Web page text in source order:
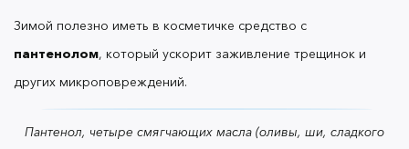
- Воск, масло или плотный бальзамдля массажа.
Тонкие (маникюрные) ножницы.Даже если вы
Зимой полезно иметь в косметичке средство с
пантенолом, который ускорит заживление трещинок и
других микроповреждений.
Пантенол, четыре смягчающих масла (оливы, ши, сладкого